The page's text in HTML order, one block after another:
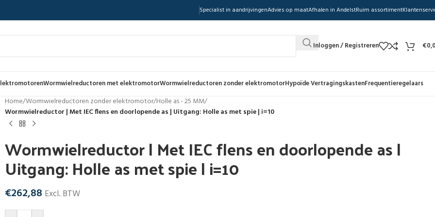
Specialist in aandrijvingenAdvies op maatAfhalen in AndelstRuim assortiment
Inloggen / Registreren €
Wormwielreductoren met elektromotorWormwielreductoren zonder elektromotorHypoïde VertragingskastenFrequentieregelaars
Home/Wormwielreductoren zonder elektromotor/Holle as - 25 MM/
Wormwielreductor | Met IEC flens en doorlopende as | Uitgang: Holle as met spie | i=10
Wormwielreductor | Met IEC flens en doorlopende as |
Uitgang: Holle as met spie | i=10
€262,88 Excl. BTW